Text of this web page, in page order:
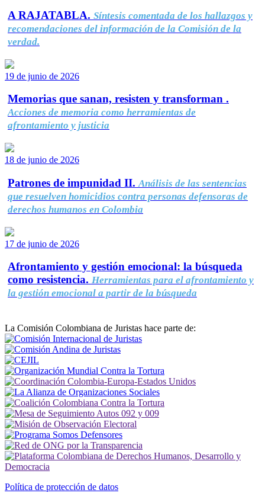
A RAJATABLA. Síntesis comentada de los hallazgos y
recomendaciones del información de la Comisión de la
verdad.
19 de junio de 2026
Memorias que sanan, resisten y transforman .
Acciones de memoria como herramientas de
afrontamiento y justicia
18 de junio de 2026
Patrones de impunidad II. Análisis de las sentencias
que resuelven homicidios contra personas defensoras de
derechos humanos en Colombia
17 de junio de 2026
Afrontamiento y gestión emocional: la búsqueda
como resistencia. Herramientas para el afrontamiento y
la gestión emocional a partir de la búsqueda
La Comisión Colombiana de Juristas hace parte de:
Política de protección de datos